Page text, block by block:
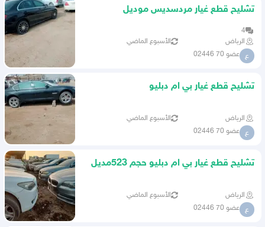
تشليح قطع غيار مردسديس موديل
4
الرياض
الأسبوع الماضي
ع عضو 70 02446
تشليح قطع غيار بي ام دبليو
الرياض الأسبوع الماضي
ع عضو 70 02446
تشليح قطع غيار بي ام دبليو حجم 523مديل
الرياض الأسبوع الماضي
ع عضو 70 02446